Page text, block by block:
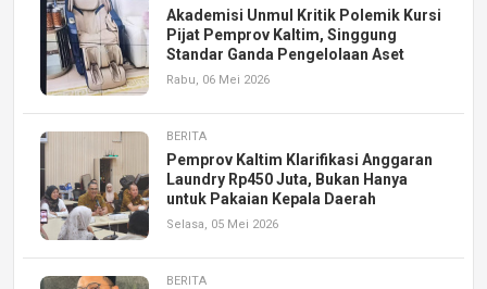
Akademisi Unmul Kritik Polemik Kursi
Pijat Pemprov Kaltim, Singgung
Standar Ganda Pengelolaan Aset
Rabu, 06 Mei 2026
BERITA
Pemprov Kaltim Klarifikasi Anggaran
Laundry Rp450 Juta, Bukan Hanya
untuk Pakaian Kepala Daerah
Selasa, 05 Mei 2026
BERITA